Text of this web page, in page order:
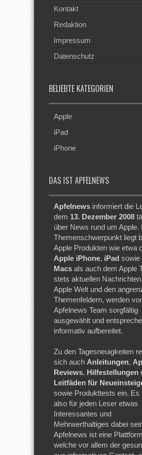
Kontakt
Redaktion
Impressum
Datenschutz
BELIEBTE KATEGORIEN
Apple
iPad
iPhone
DAS IST APFELNEWS
Apfelnews informiert die
dem 13. Dezember 2008
über News rund um Apple.
Themenschwerpunkt liegt
Apple Produkten wie etwa
Apple iPhone, iPad sowie
Macs als auch dem Apple
stets aktuellen
Apple Welt und den
Themenfeldern, werden
Apfelnews Team sorgfältig
ausgewählt und
informativ aufbereitet.
Zu den Tagesneuigkeiten
sich auch Anleitungen,
Reviews, Hilfestellungen
Leitfäden für
sowie Produkttests ein. Es
also für jeden Leser etwas
Interessantes und
Mehrwerthaltiges dabei
Apfelnews ist eine Plattform
welche vor allem der